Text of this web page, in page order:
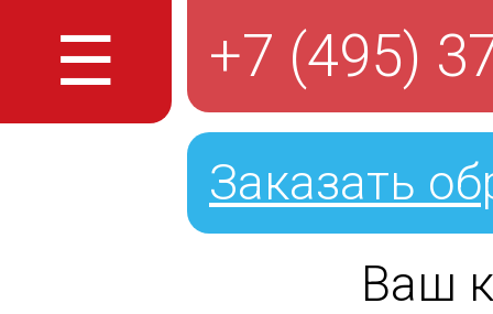
☰ +7 (495)
Заказать
Ваш